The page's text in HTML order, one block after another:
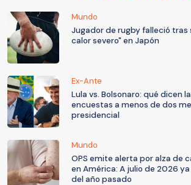
Mundo
Jugador de rugby falleció tras
calor severo" en Japón
Ex-Ante
Lula vs. Bolsonaro: qué dicen
encuestas a menos de dos
presidencial
Mundo
OPS emite alerta por alza de
en América: A julio de 2026
del año pasado